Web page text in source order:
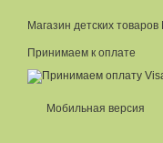
Магазин детских
Принимаем к оплате
Мобильная версия